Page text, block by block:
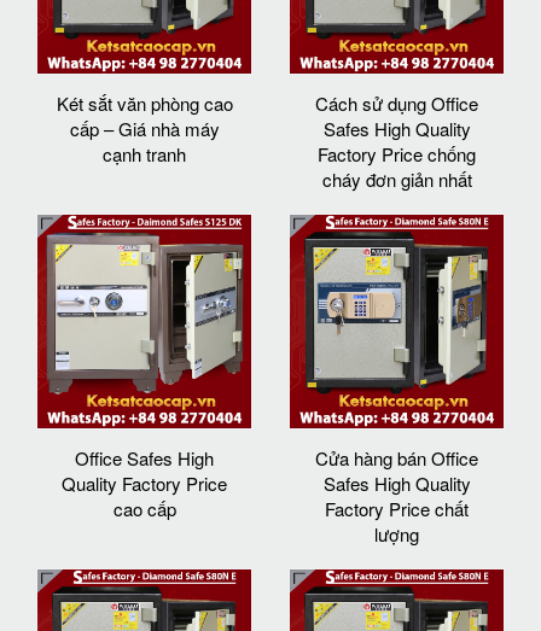
Két sắt văn phòng cao
cấp – Giá nhà máy
cạnh tranh
Cách sử dụng Office
Safes High Quality
Factory Price chống
cháy đơn giản nhất
Office Safes High
Quality Factory Price
cao cấp
Cửa hàng bán Office
Safes High Quality
Factory Price chất
lượng